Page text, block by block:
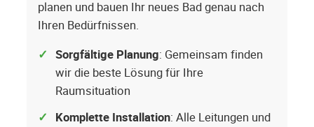
planen und bauen Ihr neues Bad genau nach
Ihren Bedürfnissen.
Sorgfältige Planung: Gemeinsam finden
wir die beste Lösung für Ihre
Raumsituation
Komplette Installation: Alle Leitungen und